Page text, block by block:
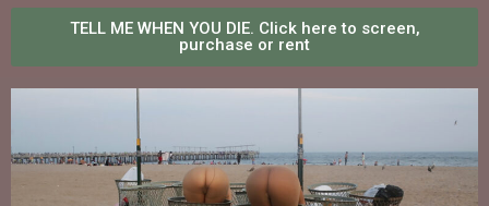
TELL ME WHEN YOU DIE. Click here to screen,
purchase or rent